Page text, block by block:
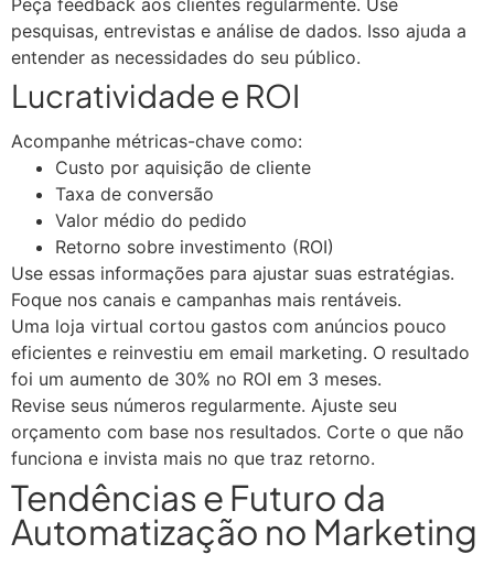
Peça feedback aos clientes regularmente. Use
pesquisas, entrevistas e análise de dados. Isso ajuda a
entender as necessidades do seu público.
Lucratividade e ROI
Acompanhe métricas-chave como:
Custo por aquisição de cliente
Taxa de conversão
Valor médio do pedido
Retorno sobre investimento (ROI)
Use essas informações para ajustar suas estratégias.
Foque nos canais e campanhas mais rentáveis.
Uma loja virtual cortou gastos com anúncios pouco
eficientes e reinvestiu em email marketing. O resultado
foi um aumento de 30% no ROI em 3 meses.
Revise seus números regularmente. Ajuste seu
orçamento com base nos resultados. Corte o que não
funciona e invista mais no que traz retorno.
Tendências e Futuro da
Automatização no Marketing